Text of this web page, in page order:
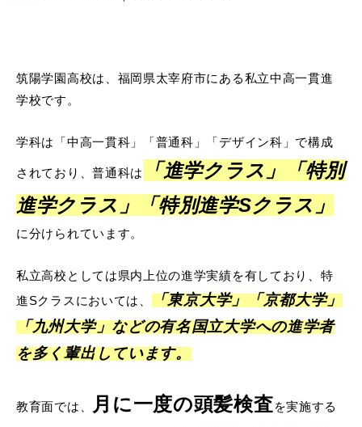
筑陽学園高校は、福岡県太宰府市にある私立中高一貫進
学校です。
学科は「中高一貫科」「普通科」「デザイン科」で構成
されており、普通科は
「進学クラス」「特別
進学クラス」「特別進学Sクラス」
に分けられています。
私立高校としては県内上位の進学実績を有しており、特
進Sクラスにおいては、
「東京大学」「京都大学」
「九州大学」などの有名国立大学への進学者
を多く輩出しています。
教育面では、 月に一度の頭髪検査を実施する